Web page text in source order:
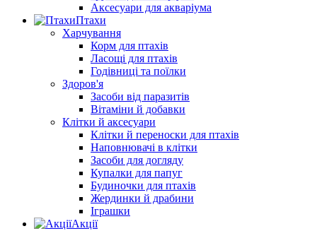
Аксесуари для акваріума
Птахи
Харчування
Корм для птахів
Ласощі для птахів
Годівниці та поїлки
Здоров'я
Засоби від паразитів
Вітаміни й добавки
Клітки й аксесуари
Клітки й переноски для птахів
Наповнювачі в клітки
Засоби для догляду
Купалки для папуг
Будиночки для птахів
Жердинки й драбини
Іграшки
Акції